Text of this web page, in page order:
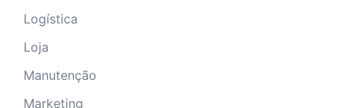
Logística
Loja
Manutenção
Marketing